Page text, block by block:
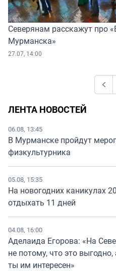
ЛЕНТА НОВОСТЕЙ
06.08, 13:45
В Мурманске пройдут
физкультурника
05.08, 15:35
На новогодних каникулах
отдыхать 11 дней
04.08, 16:00
Аделаида Егорова: «На
не потому, что это
ты им интересен»
Северянам расскажут про
Мурманска»
27.07, 14:00